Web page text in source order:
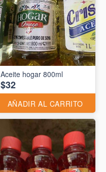
Aceite hogar 800ml
$32
AÑADIR AL CARRITO